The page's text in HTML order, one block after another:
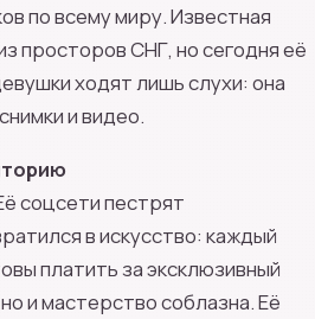
по всему миру. Известная
просторов СНГ, но сегодня её
ходят лишь слухи: она
и видео.
соцсети пестрят
в искусство: каждый
платить за эксклюзивный
и мастерство соблазна. Её